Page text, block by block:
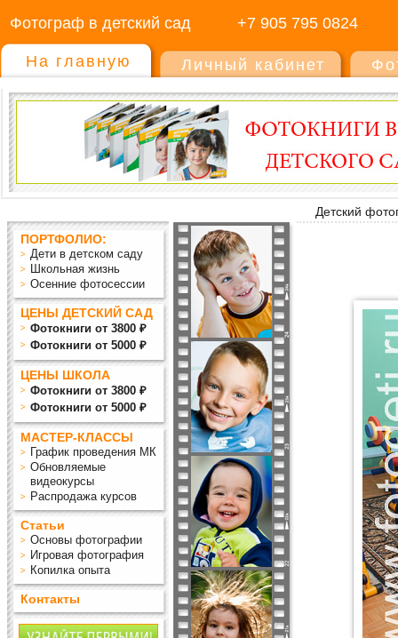
Фотограф в детский сад +7 905 795 0824
На главную Личный кабинет
Детский
ПОРТФОЛИО:
Дети в детском саду
Школьная жизнь
Осенние фотосессии
ЦЕНЫ ДЕТСКИЙ САД
Фотокниги от 3800 ₽
Фотокниги от 5000 ₽
ЦЕНЫ ШКОЛА
Фотокниги от 3800 ₽
Фотокниги от 5000 ₽
МАСТЕР-КЛАССЫ
График проведения МК
Обновляемые
видеокурсы
Распродажа курсов
Статьи
Основы фотографии
Игровая фотография
Копилка опыта
Контакты